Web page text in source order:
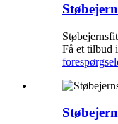
Få et tilbud
forespørgsel